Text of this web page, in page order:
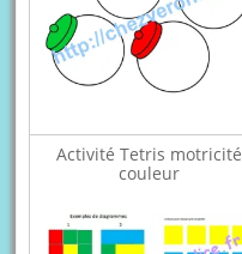
Activité Tetris motricité
couleur